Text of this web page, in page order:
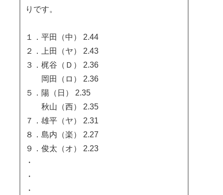
りです。
１．平田（中） 2.44
２．上田（ヤ） 2.43
３．梶谷（Ｄ） 2.36
岡田（ロ） 2.36
５．陽（日） 2.35
秋山（西） 2.35
７．雄平（ヤ） 2.31
８．島内（楽） 2.27
９．俊太（オ） 2.23
・
・
・